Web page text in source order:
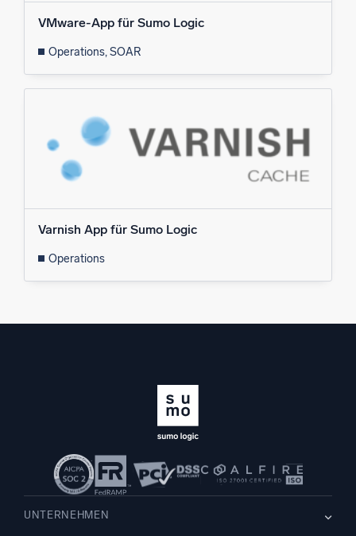
VMware-App für Sumo Logic
Operations, SOAR
Varnish App für Sumo Logic
Operations
UNTERNEHMEN